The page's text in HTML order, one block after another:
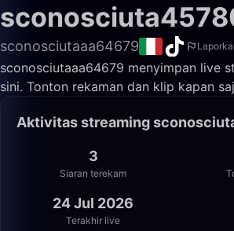
sconosciutaaa64679
sconosciutaaa64679 menyimpan live
sini. Tonton rekaman dan klip kapan
Aktivitas streaming
3
Siaran terekam
24 Jul 2026
Terakhir live